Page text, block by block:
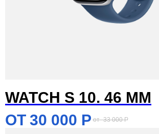
WATCH S 10. 46 MM
30 000 Р 33 000 Р